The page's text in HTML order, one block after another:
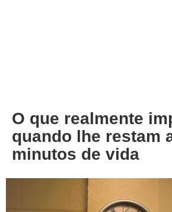
O que realmente
quando lhe restam
minutos de vida